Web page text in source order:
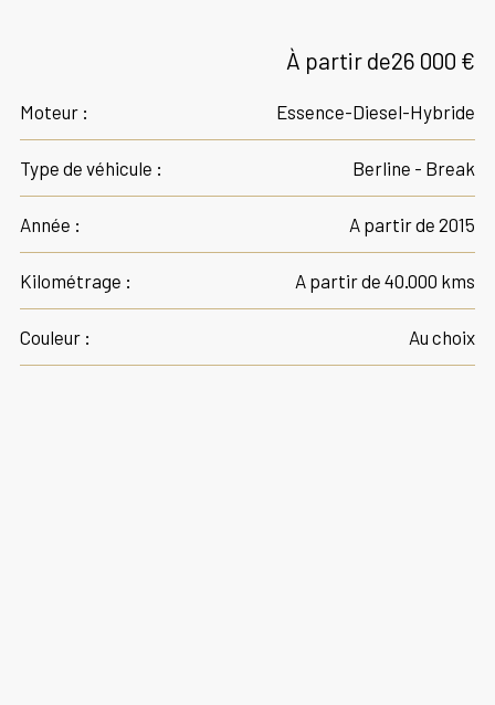
À partir de26 000 €
Moteur : Essence-Diesel-Hybride
Type de véhicule : Berline - Break
Année : A partir de 2015
Kilométrage : A partir de 40.000 kms
Couleur : Au choix